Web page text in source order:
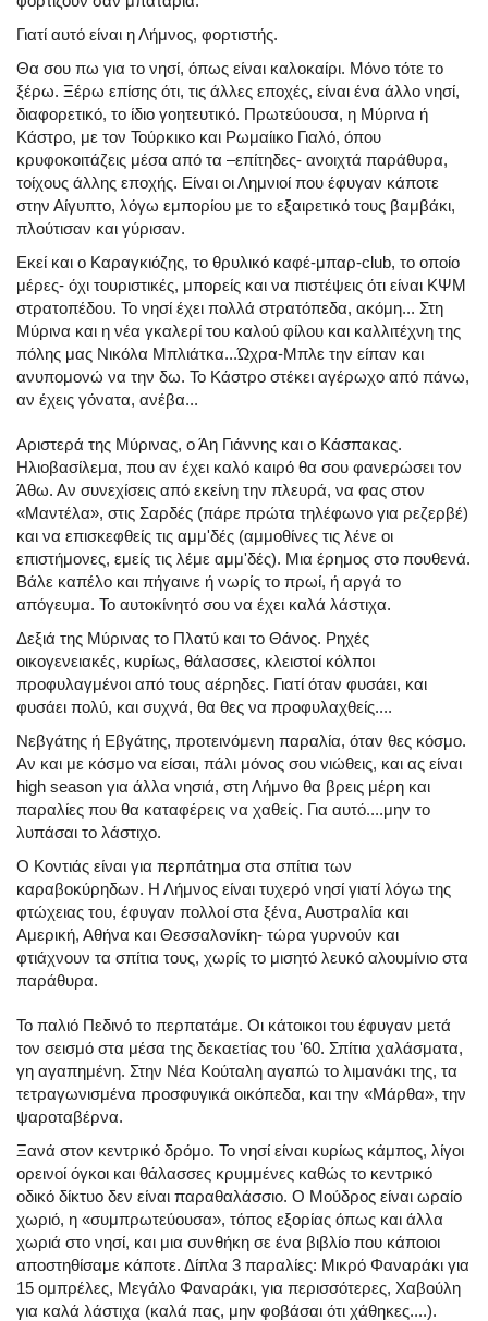
Γιατί αυτό είναι η Λήμνος, φορτιστής.
Θα σου πω για το νησί, όπως είναι καλοκαίρι. Μόνο τότε το
ξέρω. Ξέρω επίσης ότι, τις άλλες εποχές, είναι ένα άλλο νησί,
διαφορετικό, το ίδιο γοητευτικό. Πρωτεύουσα, η Μύρινα ή
Κάστρο, με τον Τούρκικο και Ρωμαίικο Γιαλό, όπου
κρυφοκοιτάζεις μέσα από τα –επίτηδες- ανοιχτά παράθυρα,
τοίχους άλλης εποχής. Είναι οι Λημνιοί που έφυγαν κάποτε
στην Αίγυπτο, λόγω εμπορίου με το εξαιρετικό τους βαμβάκι,
πλούτισαν και γύρισαν.
Εκεί και ο Καραγκιόζης, το θρυλικό καφέ-μπαρ-club, το οποίο
μέρες- όχι τουριστικές, μπορείς και να πιστέψεις ότι είναι ΚΨΜ
στρατοπέδου. Το νησί έχει πολλά στρατόπεδα, ακόμη... Στη
Μύρινα και η νέα γκαλερί του καλού φίλου και καλλιτέχνη της
πόλης μας Νικόλα Μπλιάτκα...Ώχρα-Μπλε την είπαν και
ανυπομονώ να την δω. Το Κάστρο στέκει αγέρωχο από πάνω,
αν έχεις γόνατα, ανέβα...
Αριστερά της Μύρινας, ο Άη Γιάννης και ο Κάσπακας.
Ηλιοβασίλεμα, που αν έχει καλό καιρό θα σου φανερώσει τον
Άθω. Αν συνεχίσεις από εκείνη την πλευρά, να φας στον
«Μαντέλα», στις Σαρδές (πάρε πρώτα τηλέφωνο για ρεζερβέ)
και να επισκεφθείς τις αμμ'δές (αμμοθίνες τις λένε οι
επιστήμονες, εμείς τις λέμε αμμ'δές). Μια έρημος στο πουθενά.
Βάλε καπέλο και πήγαινε ή νωρίς το πρωί, ή αργά το
απόγευμα. Το αυτοκίνητό σου να έχει καλά λάστιχα.
Δεξιά της Μύρινας το Πλατύ και το Θάνος. Ρηχές
οικογενειακές, κυρίως, θάλασσες, κλειστοί κόλποι
προφυλαγμένοι από τους αέρηδες. Γιατί όταν φυσάει, και
φυσάει πολύ, και συχνά, θα θες να προφυλαχθείς....
Νεβγάτης ή Εβγάτης, προτεινόμενη παραλία, όταν θες κόσμο.
Αν και με κόσμο να είσαι, πάλι μόνος σου νιώθεις, και ας είναι
high season για άλλα νησιά, στη Λήμνο θα βρεις μέρη και
παραλίες που θα καταφέρεις να χαθείς. Για αυτό....μην το
λυπάσαι το λάστιχο.
Ο Κοντιάς είναι για περπάτημα στα σπίτια των
καραβοκύρηδων. Η Λήμνος είναι τυχερό νησί γιατί λόγω της
φτώχειας του, έφυγαν πολλοί στα ξένα, Αυστραλία και
Αμερική, Αθήνα και Θεσσαλονίκη- τώρα γυρνούν και
φτιάχνουν τα σπίτια τους, χωρίς το μισητό λευκό αλουμίνιο στα
παράθυρα.
Το παλιό Πεδινό το περπατάμε. Οι κάτοικοι του έφυγαν μετά
τον σεισμό στα μέσα της δεκαετίας του '60. Σπίτια χαλάσματα,
γη αγαπημένη. Στην Νέα Κούταλη αγαπώ το λιμανάκι της, τα
τετραγωνισμένα προσφυγικά οικόπεδα, και την «Μάρθα», την
ψαροταβέρνα.
Ξανά στον κεντρικό δρόμο. Το νησί είναι κυρίως κάμπος, λίγοι
ορεινοί όγκοι και θάλασσες κρυμμένες καθώς το κεντρικό
οδικό δίκτυο δεν είναι παραθαλάσσιο. Ο Μούδρος είναι ωραίο
χωριό, η «συμπρωτεύουσα», τόπος εξορίας όπως και άλλα
χωριά στο νησί, και μια συνθήκη σε ένα βιβλίο που κάποιοι
αποστηθίσαμε κάποτε. Δίπλα 3 παραλίες: Μικρό Φαναράκι για
15 ομπρέλες, Μεγάλο Φαναράκι, για περισσότερες, Χαβούλη
για καλά λάστιχα (καλά πας, μην φοβάσαι ότι χάθηκες....).